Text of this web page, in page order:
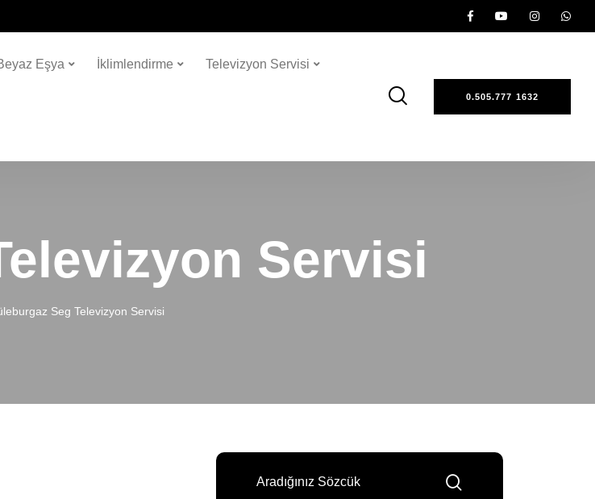
Eşya İklimlendirme Televizyon Servisi
0.505.777 1632
Servisi
Seg Televizyon Servisi